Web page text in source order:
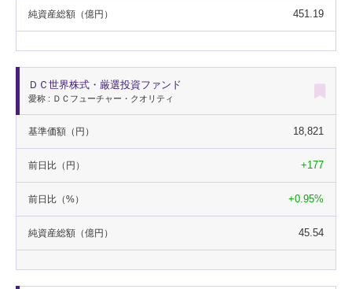
純資産総額 （億円） 451.19
ＤＣ世界株式・厳選投資ファンド
愛称 : ＤＣフューチャー・クオリティ
基準価額 （円） 18,821
前日比 （円） +177
前日比 （%） +0.95%
純資産総額 （億円） 45.54